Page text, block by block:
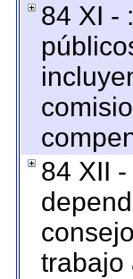
84 XI -
84 XII
trabajo